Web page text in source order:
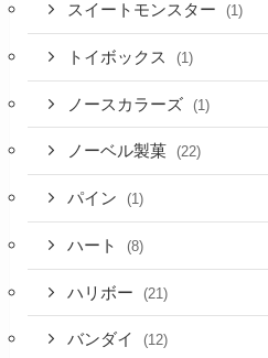
スイートモンスター (1)
トイボックス (1)
ノースカラーズ (1)
ノーベル製菓 (22)
パイン (1)
ハート (8)
ハリボー (21)
バンダイ (12)